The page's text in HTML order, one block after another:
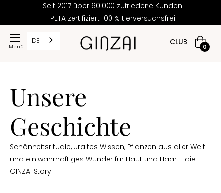
Seit 2017 über 60.000 zufriedene Kunden
PETA zertifiziert 100 % tierversuchsfrei
CLUB 0
DE
Unsere
Geschichte
Schönheitsrituale, uraltes Wissen, Pflanzen aus aller Welt
und ein wahrhaftiges Wunder für Haut und Haar – die
GINZAI Story